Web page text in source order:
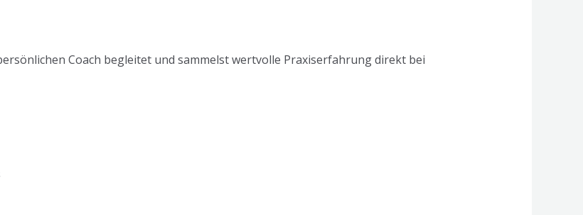
Coach begleitet und sammelst wertvolle Praxiserfahrung direkt bei